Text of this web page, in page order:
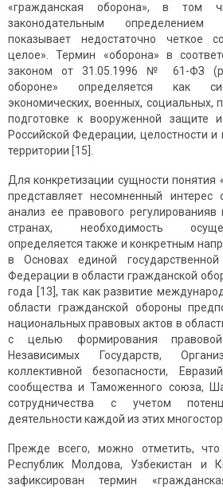
«гражданская оборона», в том
законодательным определением
показывает недостаточно четкое
целое». Термин «оборона» в
законом от 31.05.1996 № 61-ФЗ
обороне» определяется как
экономических, военных, социальных,
подготовке к вооруженной защите
Российской Федерации, целостности и
территории [15].
Для конкретизации сущности понятия
представляет несомненный интерес
анализ ее правового
странах, необходимость
определяется также и конкретным
в Основах единой государственной
Федерации в области гражданской
года [13], так как развитие
области гражданской обороны
национальных правовых актов в
с целью формирования
Независимых Государств,
коллективной безопасности,
сообщества и Таможенного союза,
сотрудничества с учетом
деятельности каждой из этих
Прежде всего, можно отметить,
Республик Молдова, Узбекистан и
зафиксирован термин